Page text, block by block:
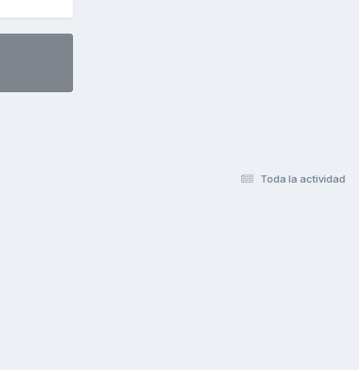
Toda la actividad